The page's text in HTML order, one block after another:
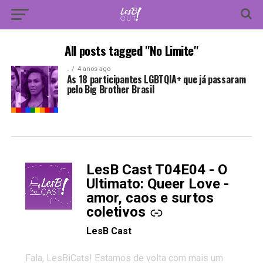
All posts tagged "No Limite"
. 4 anos ago
As 18 participantes LGBTQIA+ que já passaram
pelo Big Brother Brasil
LesB Cast T04E04 - O
Ultimato: Queer Love -
amor, caos e surtos
coletivos
-
LesB Cast
Fala, LesBiCats! Estamos de volta com mais um